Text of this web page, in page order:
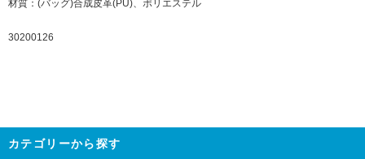
材質：(バッグ)合成皮革(PU)、ポリエステル
30200126
カテゴリーから探す